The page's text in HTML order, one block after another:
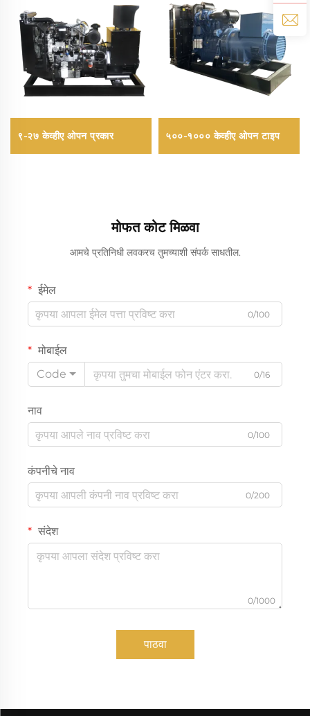
९-२७ केव्हीए ओपन प्रकार ५००-१००० केव्हीए ओपन टाइप
मोफत कोट मिळवा
आमचे प्रतिनिधी लवकरच तुमच्याशी संपर्क साधतील.
ईमेल
0/100
मोबाईल
Code
0/16
नाव
0/100
कंपनीचे नाव
0/200
संदेश
0/1000
पाठवा